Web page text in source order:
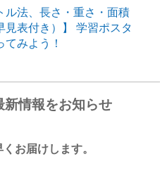
ル法、長さ・重さ・面積
見表付き）】 学習ポスタ
みよう！
新情報をお知らせ
お届けします。